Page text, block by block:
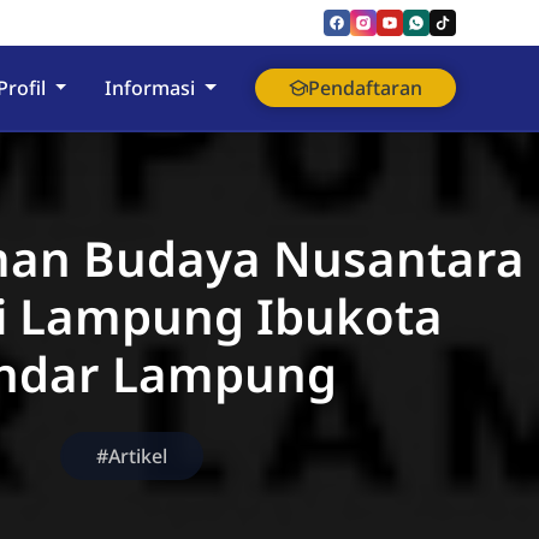
Informasi Pendaftaran
Budaya Nusantara
Lampung Ibukota
Lampung
#Artikel